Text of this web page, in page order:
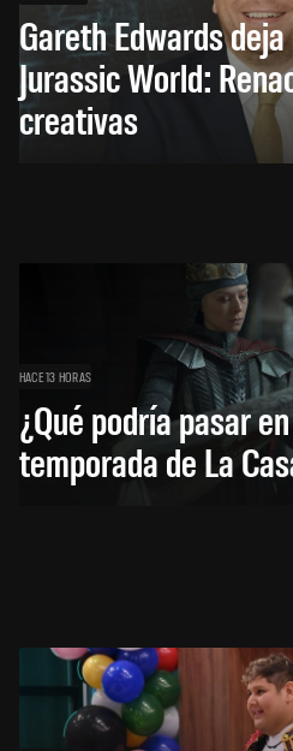
Gareth Edwards
Jurassic World:
creativas
HACE 13 HORAS
¿Qué podría pasar
temporada de La